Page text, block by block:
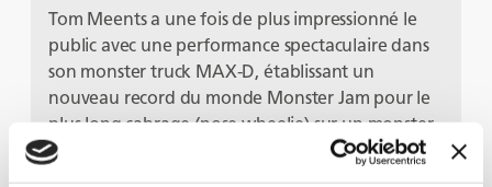
Tom Meents a une fois de plus impressionné le
public avec une performance spectaculaire dans
son monster truck MAX-D, établissant un
nouveau record du monde Monster Jam pour le
plus long cabrage (nose wheelie) sur un monster
truck équipé de pneus BKT.